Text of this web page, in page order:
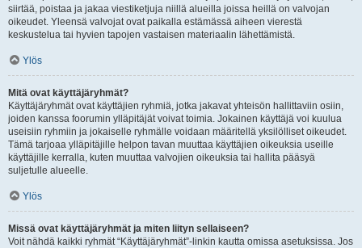
siirtää, poistaa ja jakaa viestiketjuja niillä alueilla joissa heillä on valvojan
oikeudet. Yleensä valvojat ovat paikalla estämässä aiheen vierestä
keskustelua tai hyvien tapojen vastaisen materiaalin lähettämistä.
Ylös
Mitä ovat käyttäjäryhmät?
Käyttäjäryhmät ovat käyttäjien ryhmiä, jotka jakavat yhteisön hallittaviin osiin,
joiden kanssa foorumin ylläpitäjät voivat toimia. Jokainen käyttäjä voi kuulua
useisiin ryhmiin ja jokaiselle ryhmälle voidaan määritellä yksilölliset oikeudet.
Tämä tarjoaa ylläpitäjille helpon tavan muuttaa käyttäjien oikeuksia useille
käyttäjille kerralla, kuten muuttaa valvojien oikeuksia tai hallita pääsyä
suljetulle alueelle.
Ylös
Missä ovat käyttäjäryhmät ja miten liityn sellaiseen?
Voit nähdä kaikki ryhmät “Käyttäjäryhmät”-linkin kautta omissa asetuksissa. Jos